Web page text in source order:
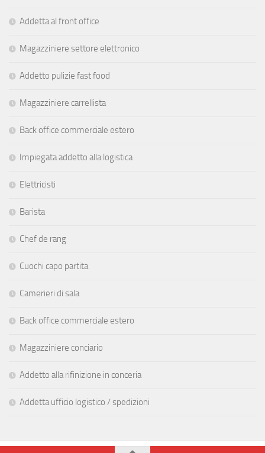
Addetta al front office
Magazziniere settore elettronico
Addetto pulizie fast food
Magazziniere carrellista
Back office commerciale estero
Impiegata addetto alla logistica
Elettricisti
Barista
Chef de rang
Cuochi capo partita
Camerieri di sala
Back office commerciale estero
Magazziniere conciario
Addetto alla rifinizione in conceria
Addetta ufficio logistico / spedizioni